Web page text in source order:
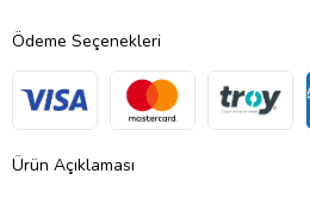
Ödeme Seçenekleri
Ürün Açıklaması